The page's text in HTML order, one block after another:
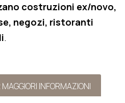
costruzioni ex/novo,
negozi, ristoranti
.
INFORMAZIONI